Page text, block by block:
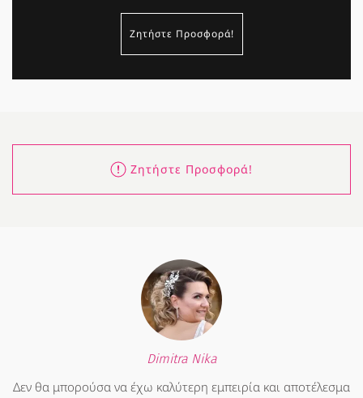
Ζητήστε Προσφορά!
Ζητήστε Προσφορά!
Dimitra Nika
Δεν θα μπορούσα να έχω καλύτερη εμπειρία και αποτέλεσμα